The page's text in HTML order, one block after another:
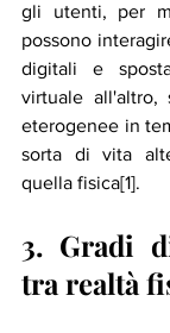
gli utenti, per
possono
digitali e
virtuale all'altro,
eterogenee in
sorta di vita
quella fisica[1].
3. Gradi
tra realtà